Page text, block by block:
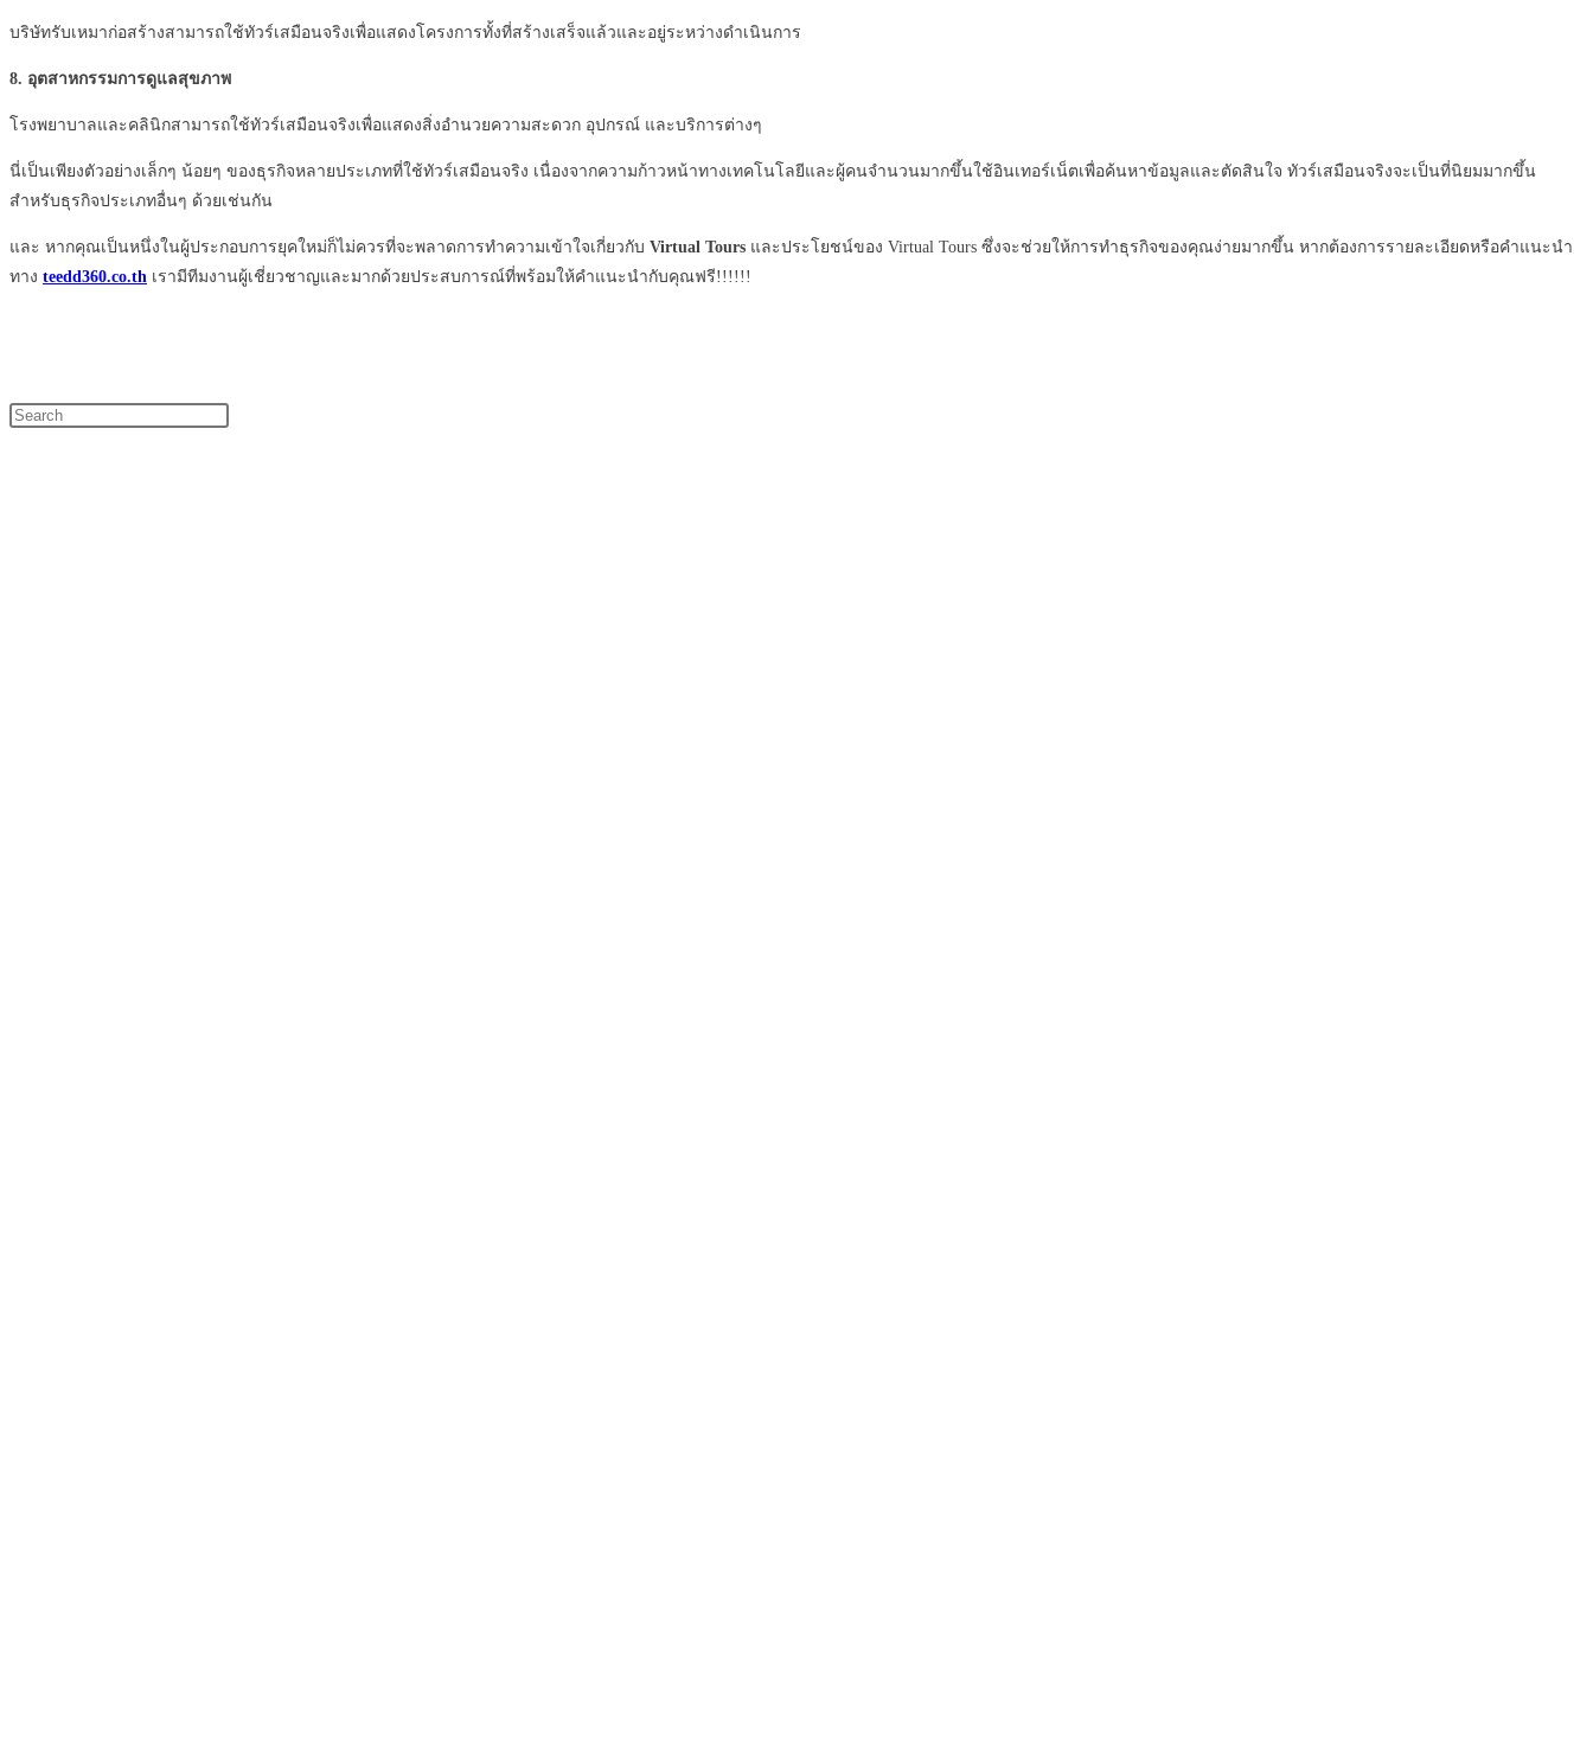
บริษัทรับเหมาก่อสร้างสามารถใช้ทัวร์เสมือนจริงเพื่อแสดงโครงการทั้งที่สร้างเสร็จแล้วและอยู่ระหว่างดำเนินการ
8. อุตสาหกรรมการดูแลสุขภาพ
โรงพยาบาลและคลินิกสามารถใช้ทัวร์เสมือนจริงเพื่อแสดงสิ่งอำนวยความสะดวก อุปกรณ์ และบริการต่างๆ
นี่เป็นเพียงตัวอย่างเล็กๆ น้อยๆ ของธุรกิจหลายประเภทที่ใช้ทัวร์เสมือนจริง เนื่องจากความก้าวหน้าทางเทคโนโลยีและผู้คนจำนวนมากขึ้นใช้อินเทอร์เน็ตเพื่อค้นหาข้อมูลและตัดสินใจ ทัวร์เสมือนจริงจะเป็นที่นิยมมากขึ้น
สำหรับธุรกิจประเภทอื่นๆ ด้วยเช่นกัน
และ หากคุณเป็นหนึ่งในผู้ประกอบการยุคใหม่ก็ไม่ควรที่จะพลาดการทำความเข้าใจเกี่ยวกับ Virtual Tours และประโยชน์ของ Virtual Tours ซึ่งจะช่วยให้การทำธุรกิจของคุณง่ายมากขึ้น หากต้องการรายละเอียดหรือคำแนะนำ
ทาง teedd360.co.th เรามีทีมงานผู้เชี่ยวชาญและมากด้วยประสบการณ์ที่พร้อมให้คำแนะนำกับคุณฟรี!!!!!!